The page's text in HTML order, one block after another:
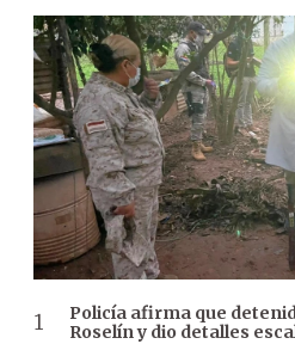
Policía afirma que
Roselín y dio detalles